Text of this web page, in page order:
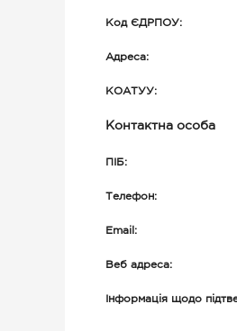
Код ЄДРПОУ:
Адреса:
КОАТУУ:
Контактна особа
ПІБ:
Телефон:
Email:
Веб адреса:
Інформація щодо